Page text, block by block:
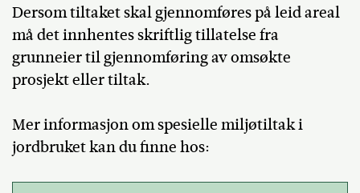
Dersom tiltaket skal gjennomføres på leid areal
må det innhentes skriftlig tillatelse fra
grunneier til gjennomføring av omsøkte
prosjekt eller tiltak.
Mer informasjon om spesielle miljøtiltak i
jordbruket kan du finne hos: